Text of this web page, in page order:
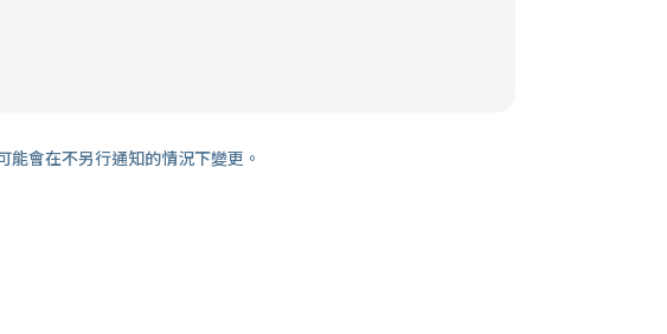
會在不另行通知的情況下變更。